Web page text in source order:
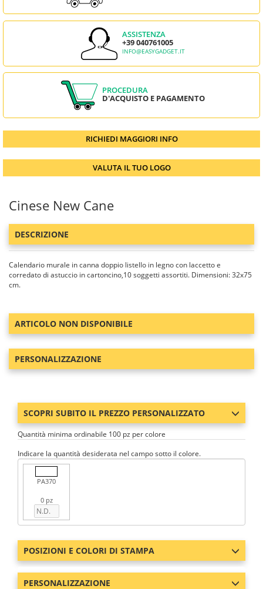
ASSISTENZA
+39 040761005
INFO@EASYGADGET.IT
PROCEDURA
D'ACQUISTO E PAGAMENTO
RICHIEDI MAGGIORI INFO
VALUTA IL TUO LOGO
Cinese New Cane
DESCRIZIONE
Calendario murale in canna doppio listello in legno con laccetto e
corredato di astuccio in cartoncino,10 soggetti assortiti. Dimensioni: 32x75
cm.
ARTICOLO NON DISPONIBILE
PERSONALIZZAZIONE
SCOPRI SUBITO IL PREZZO PERSONALIZZATO
Quantità minima ordinabile 100 pz per colore
Indicare la quantità desiderata nel campo sotto il colore.
PA370
0 pz
POSIZIONI E COLORI DI STAMPA
PERSONALIZZAZIONE